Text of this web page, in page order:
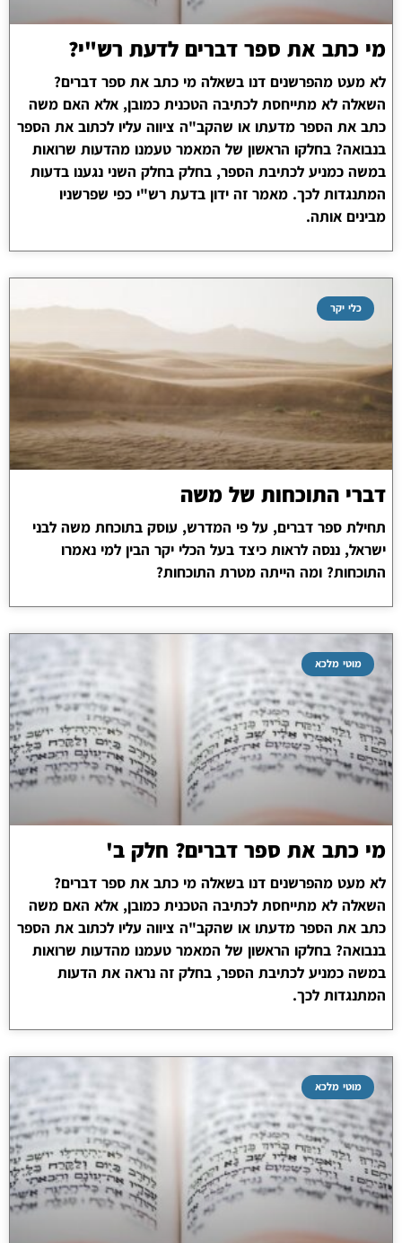
מי כתב את ספר דברים לדעת רש"י?
לא מעט מהפרשנים דנו בשאלה מי כתב את ספר דברים?
השאלה לא מתייחסת לכתיבה הטכנית כמובן, אלא האם משה
כתב את הספר מדעתו או שהקב"ה ציווה עליו לכתוב את הספר
בנבואה? בחלקו הראשון של המאמר טעמנו מהדעות שרואות
במשה כמניע לכתיבת הספר, בחלק בחלק השני נגענו בדעות
המתנגדות לכך. מאמר זה ידון בדעת רש"י כפי שפרשניו
מבינים אותה.
כלי יקר
דברי התוכחות של משה
תחילת ספר דברים, על פי המדרש, עוסק בתוכחת משה לבני
ישראל, ננסה לראות כיצד בעל הכלי יקר הבין למי נאמרו
התוכחות? ומה הייתה מטרת התוכחות?
מוטי מלכא
מי כתב את ספר דברים? חלק ב'
לא מעט מהפרשנים דנו בשאלה מי כתב את ספר דברים?
השאלה לא מתייחסת לכתיבה הטכנית כמובן, אלא האם משה
כתב את הספר מדעתו או שהקב"ה ציווה עליו לכתוב את הספר
בנבואה? בחלקו הראשון של המאמר טעמנו מהדעות שרואות
במשה כמניע לכתיבת הספר, בחלק זה נראה את הדעות
המתנגדות לכך.
מוטי מלכא